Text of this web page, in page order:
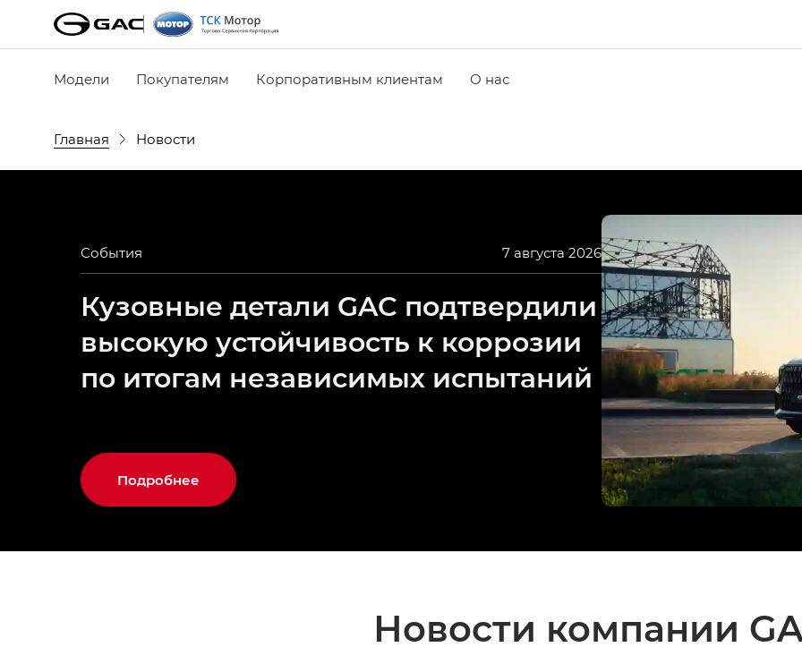
Модели Покупателям Корпоративным клиентам О нас
Главная Новости
События 7 августа 2026
Кузовные детали GAC подтвердили
высокую устойчивость к коррозии
по итогам независимых испытаний
Подробнее
Новости компании